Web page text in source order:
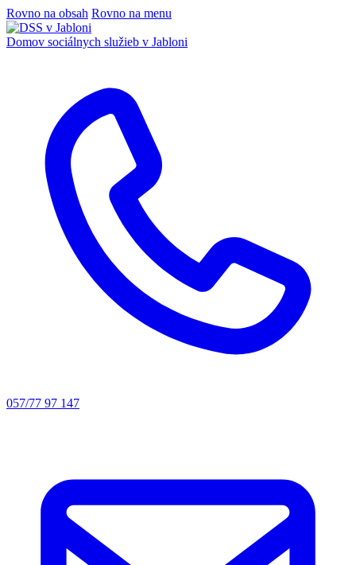
Rovno na obsah Rovno na menu
Domov sociálnych služieb v Jabloni
057/77 97 147